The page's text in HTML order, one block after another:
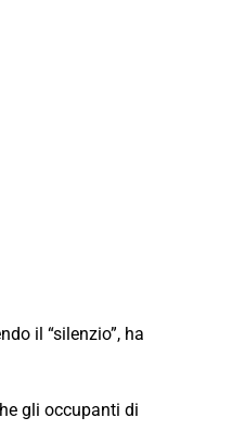
il “silenzio”, ha
gli occupanti di